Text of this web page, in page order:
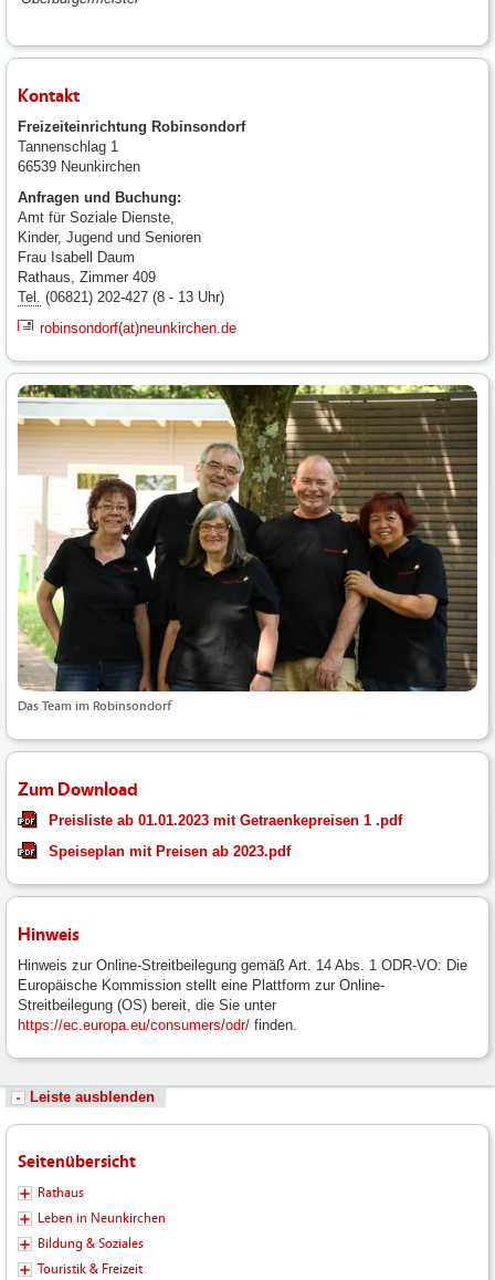
Kontakt
Freizeiteinrichtung Robinsondorf
Tannenschlag 1
66539 Neunkirchen
Anfragen und Buchung:
Amt für Soziale Dienste,
Kinder, Jugend und Senioren
Frau Isabell Daum
Rathaus, Zimmer 409
Tel. (06821) 202-427 (8 - 13 Uhr)
robinsondorf(at)neunkirchen.de
Das Team im Robinsondorf
Zum Download
Preisliste ab 01.01.2023 mit Getraenkepreisen 1 .pdf
Speiseplan mit Preisen ab 2023.pdf
Hinweis
Hinweis zur Online-Streitbeilegung gemäß Art. 14 Abs. 1 ODR-VO: Die
Europäische Kommission stellt eine Plattform zur Online-
Streitbeilegung (OS) bereit, die Sie unter
https://ec.europa.eu/consumers/odr/ finden.
Leiste ausblenden
Seitenübersicht
Rathaus
Leben in Neunkirchen
Bildung & Soziales
Touristik & Freizeit